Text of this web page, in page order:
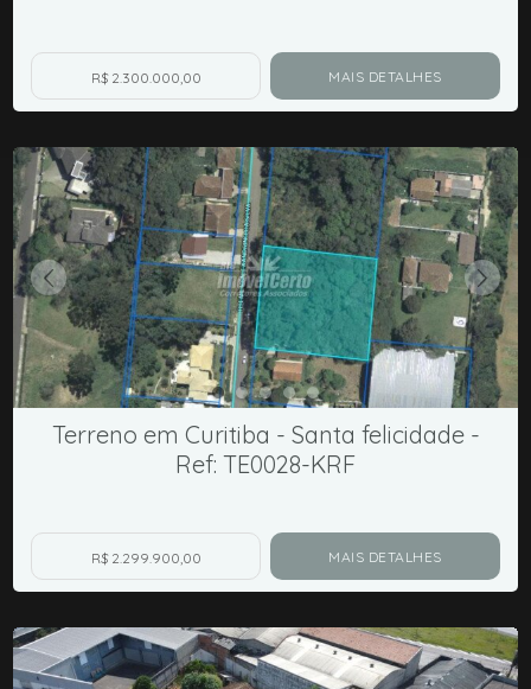
R$ 2.300.000,00 MAIS DETALHES
Terreno em Curitiba - Santa felicidade -
Ref: TE0028-KRF
R$ 2.299.900,00 MAIS DETALHES